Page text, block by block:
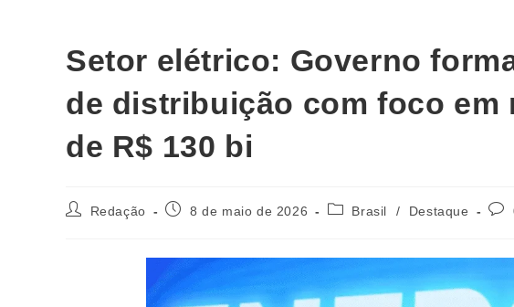
Setor elétrico: Governo
de distribuição com foco
de R$ 130 bi
Redação 8 de maio de 2026 Brasil / Destaque